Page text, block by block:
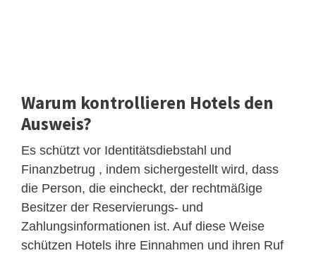
Warum kontrollieren Hotels den
Ausweis?
Es schützt vor Identitätsdiebstahl und
Finanzbetrug , indem sichergestellt wird, dass
die Person, die eincheckt, der rechtmäßige
Besitzer der Reservierungs- und
Zahlungsinformationen ist. Auf diese Weise
schützen Hotels ihre Einnahmen und ihren Ruf